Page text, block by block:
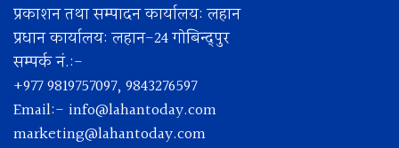
प्रकाशन तथा सम्पादन कार्यालय: लहान
प्रधान कार्यालय: लहान-24 गोबिन्द्पुर
सम्पर्क नं.:-
+977 9819757097, 9843276597
Email:- info@lahantoday.com
marketing@lahantoday.com